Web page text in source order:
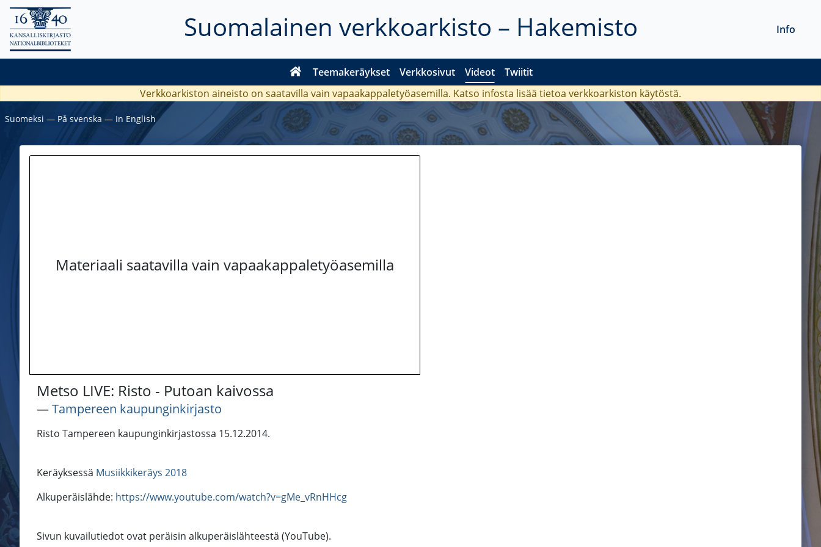
Suomalainen verkkoarkisto – Hakemisto
Teemakeräykset Verkkosivut Videot Twiitit
Info
Verkkoarkiston aineisto on saatavilla vain vapaakappaletyöasemilla. Katso infosta lisää tietoa verkkoarkiston käytöstä.
Suomeksi ― På svenska ― In English
Materiaali saatavilla vain vapaakappaletyöasemilla
Metso LIVE: Risto - Putoan kaivossa
―Tampereen kaupunginkirjasto
Risto Tampereen kaupunginkirjastossa 15.12.2014.
Keräyksessä Musiikkikeräys 2018
Alkuperäislähde: https://www.youtube.com/watch?v=gMe_vRnHHcg
Sivun kuvailutiedot ovat peräisin alkuperäislähteestä (YouTube).